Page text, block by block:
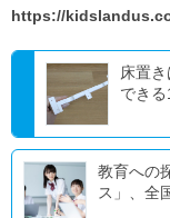
https://
床置
でき
教育への
ス」、全